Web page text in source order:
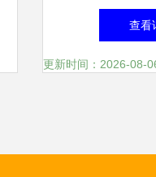
仪——宝宝安
合的
查看
更新时间：2026-08-